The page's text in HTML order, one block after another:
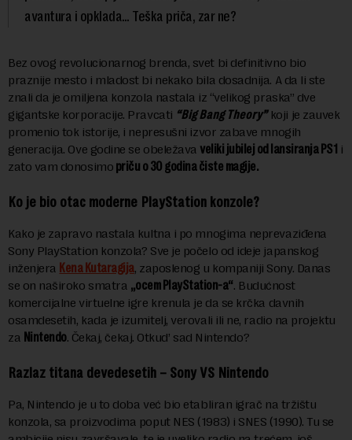
avantura i opklada… Teška priča, zar ne?
Bez ovog revolucionarnog brenda, svet bi definitivno bio
praznije mesto i mladost bi nekako bila dosadnija. A da li ste
znali da je omiljena konzola nastala iz “velikog praska” dve
gigantske korporacije. Pravcati “Big Bang Theory”koji je zauvek
promenio tok istorije, i nepresušni izvor zabave mnogih
generacija. Ove godine se obeležava veliki jubilej od lansiranja PS1 i
zato vam donosimo priču o 30 godina čiste magije.
Ko je bio otac moderne PlayStation konzole?
Kako je zapravo nastala kultna i po mnogima neprevaziđena
Sony PlayStation konzola? Sve je počelo od ideje japanskog
inženjera Kena Kutaragija, zaposlenog u kompaniji Sony. Danas
se on naširoko smatra „ocem PlayStation-a“. Budućnost
komercijalne virtuelne igre krenula je da se krčka davnih
osamdesetih, kada je izumitelj, verovali ili ne, radio na projektu
za Nintendo. Čekaj, čekaj. Otkud’ sad Nintendo?
Razlaz titana devedesetih – Sony VS Nintendo
Pa, Nintendo je u to doba već bio etabliran igrač na tržištu
konzola, sa proizvodima poput NES (1983) i SNES (1990). Tu se